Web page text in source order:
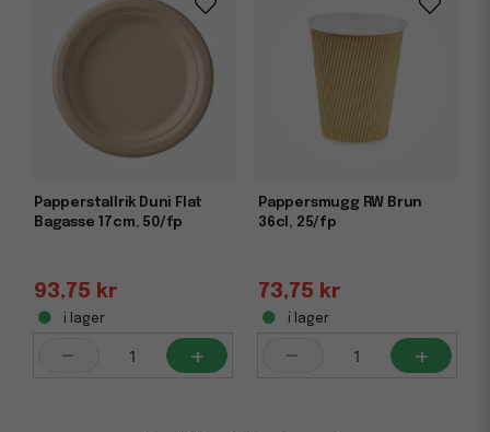
Papperstallrik Duni Flat
Bagasse 17cm, 50/fp
93,75 kr
i lager
- +
Pappersmugg RW Brun
36cl, 25/fp
73,75 kr
i lager
- +